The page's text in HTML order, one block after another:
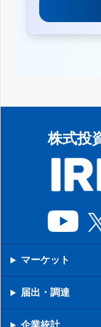
株式投
マーケット
届出・調達